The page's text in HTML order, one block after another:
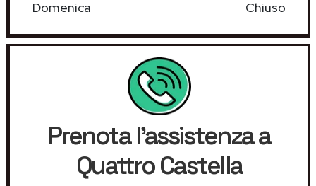
Domenica
Chiuso
Prenota l'assistenza a
Quattro Castella